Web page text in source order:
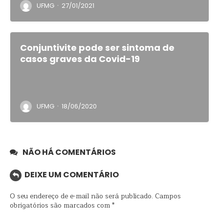
UFMG · 27/01/2021
Conjuntivite pode ser sintoma de
casos graves da Covid-19
UFMG · 18/06/2020
NÃO HÁ COMENTÁRIOS
DEIXE UM COMENTÁRIO
O seu endereço de e-mail não será publicado. Campos
obrigatórios são marcados com*